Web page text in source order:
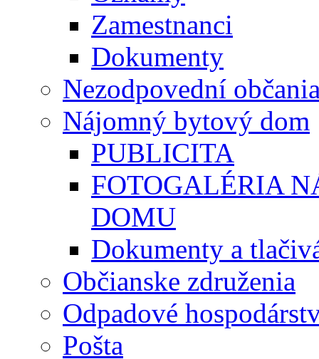
Zamestnanci
Dokumenty
Nezodpovední
Nájomný bytový dom
PUBLICITA
FOTOGALÉRIA
DOMU
Dokumenty a
Občianske združenia
Odpadové
Pošta